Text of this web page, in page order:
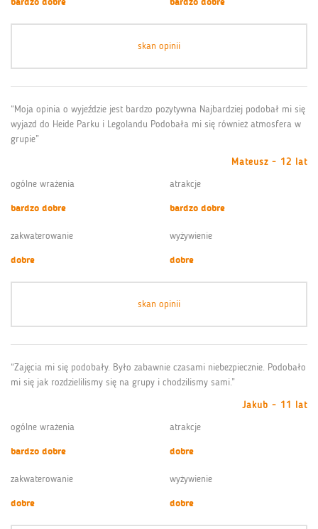
skan opinii
“Moja opinia o wyjeździe jest bardzo pozytywna Najbardziej podobał mi się
wyjazd do Heide Parku i Legolandu Podobała mi się również atmosfera w
grupie”
Mateusz - 12 lat
ogólne wrażenia
bardzo dobre
atrakcje
bardzo dobre
zakwaterowanie
dobre
wyżywienie
dobre
skan opinii
“Zajęcia mi się podobały. Było zabawnie czasami niebezpiecznie. Podobało
mi się jak rozdzielilismy się na grupy i chodzilismy sami.”
Jakub - 11 lat
ogólne wrażenia
bardzo dobre
atrakcje
dobre
zakwaterowanie
dobre
wyżywienie
dobre